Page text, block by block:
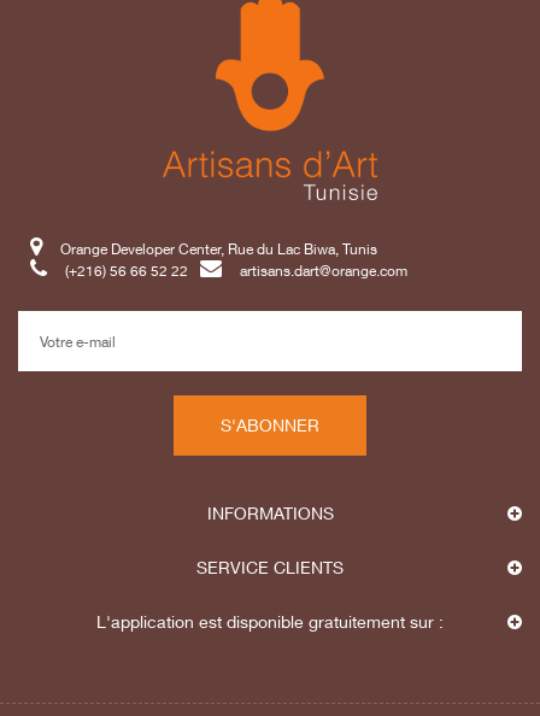
Orange Developer Center, Rue du Lac Biwa, Tunis
(+216) 56 66 52 22
artisans.dart@orange.com
S'ABONNER
INFORMATIONS
SERVICE CLIENTS
L'application est disponible gratuitement sur :